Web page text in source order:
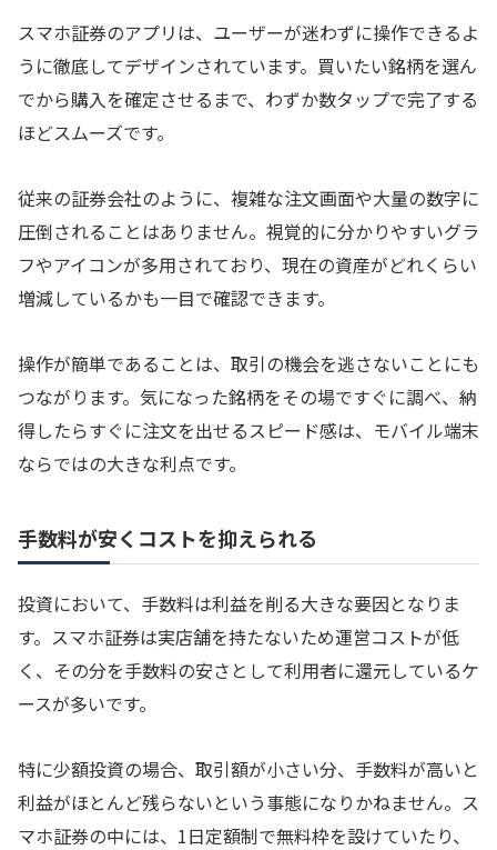
スマホ証券のアプリは、ユーザーが迷わずに操作できるよ
うに徹底してデザインされています。買いたい銘柄を選ん
でから購入を確定させるまで、わずか数タップで完了する
ほどスムーズです。
従来の証券会社のように、複雑な注文画面や大量の数字に
圧倒されることはありません。視覚的に分かりやすいグラ
フやアイコンが多用されており、現在の資産がどれくらい
増減しているかも一目で確認できます。
操作が簡単であることは、取引の機会を逃さないことにも
つながります。気になった銘柄をその場ですぐに調べ、納
得したらすぐに注文を出せるスピード感は、モバイル端末
ならではの大きな利点です。
手数料が安くコストを抑えられる
投資において、手数料は利益を削る大きな要因となりま
す。スマホ証券は実店舗を持たないため運営コストが低
く、その分を手数料の安さとして利用者に還元しているケ
ースが多いです。
特に少額投資の場合、取引額が小さい分、手数料が高いと
利益がほとんど残らないという事態になりかねません。ス
マホ証券の中には、1日定額制で無料枠を設けていたり、